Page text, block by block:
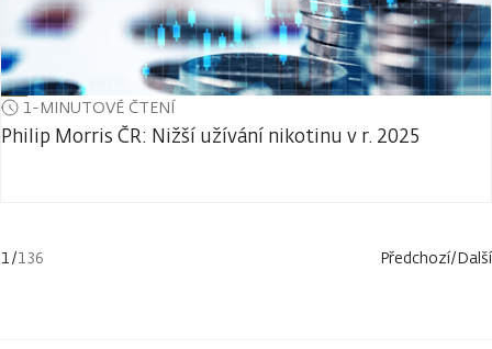
1-MINUTOVÉ ČTENÍ
Philip Morris ČR: Nižší užívání nikotinu v r. 2025
1/136 Předchozí/Další